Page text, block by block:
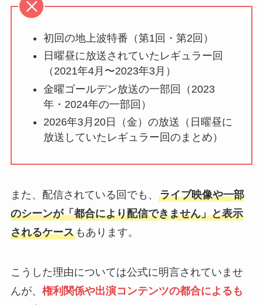
初回の地上波特番（第1回・第2回）
日曜昼に放送されていたレギュラー回
（2021年4月〜2023年3月）
金曜ゴールデン放送の一部回（2023
年・2024年の一部回）
2026年3月20日（金）の放送（日曜昼に
放送していたレギュラー回のまとめ）
また、配信されている回でも、 ライブ映像や一部
のシーンが「都合により配信できません」と表示
されるケースもあります。
こうした理由については公式に明言されていませ
んが、 権利関係や出演コンテンツの都合によるも